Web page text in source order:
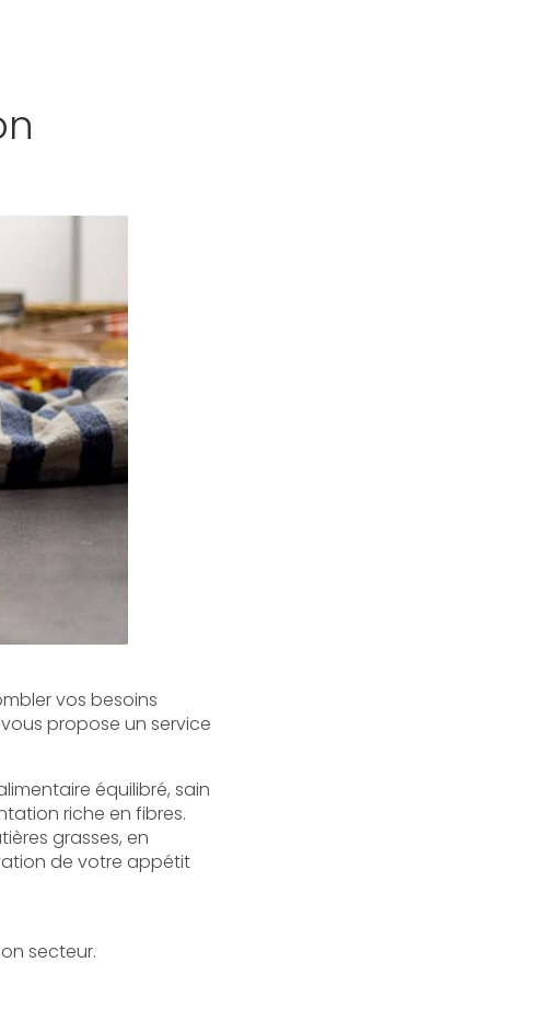
vos besoins
vous propose un service
équilibré, sain
riche en fibres.
grasses, en
de votre appétit
secteur.